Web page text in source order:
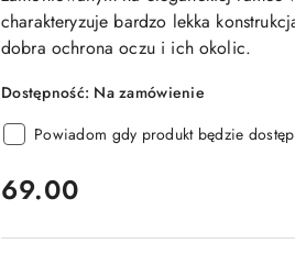
charakteryzuje bardzo lekka
dobra ochrona oczu i ich okolic.
Dostępność: Na zamówienie
Powiadom gdy produkt będzie
cena:
69.00